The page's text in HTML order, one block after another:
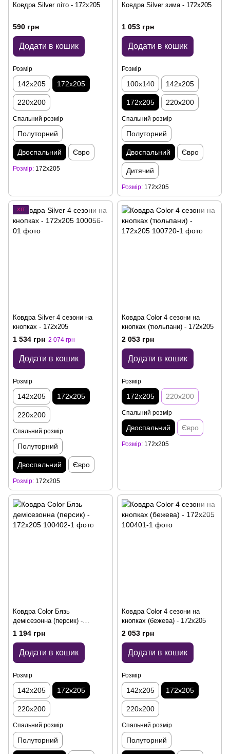
Ковдра Silver літо - 172x205
590 грн
Додати в кошик
Розмір
142x205 172x205
220x200
Спальний розмір
Полуторний
Двоспальний Євро
Розмір 172x205
Ковдра Silver зима - 172x205
1 053 грн
Додати в кошик
Розмір
100x140 142x205
172x205 220x200
Спальний розмір
Полуторний
Двоспальний Євро
Дитячий
Розмір 172x205
ХІТ
Ковдра Silver 4 сезони на
кнопках - 172x205
1 534 грн 2 074 грн
Додати в кошик
Розмір
142x205 172x205
220x200
Спальний розмір
Полуторний
Двоспальний Євро
Розмір 172x205
Ковдра Color 4 сезони на
кнопках (тюльпани) - 172x205
2 053 грн
Додати в кошик
Розмір
172x205 220x200
Спальний розмір
Двоспальний Євро
Розмір 172x205
Ковдра Color Бязь
демісезонна (персик) -
172x205
1 194 грн
Додати в кошик
Розмір
142x205 172x205
220x200
Спальний розмір
Полуторний
Ковдра Color 4 сезони на
кнопках (бежева) - 172x205
2 053 грн
Додати в кошик
Розмір
142x205 172x205
220x200
Спальний розмір
Полуторний